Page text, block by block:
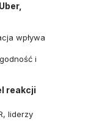
wpływa
i
liderzy
reakcji